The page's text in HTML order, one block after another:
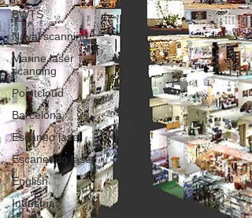
BWTS
Naval scanning
Marine laser
scanning
Pointcloud
Barcelona
Escaneo laser
Escaneado láser
English
Industria